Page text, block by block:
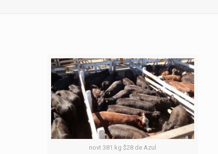
novt 381 kg $28 de Azul